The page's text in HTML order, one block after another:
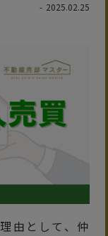
2025.02.25
由として、仲